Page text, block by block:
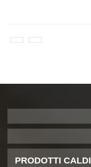
PRODOTTI CALDI